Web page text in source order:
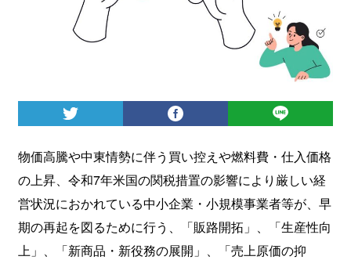
会員登録
物価高騰や中東情勢に伴う買い控えや燃料費・仕入価格
の上昇、令和7年米国の関税措置の影響により厳しい経
営状況におかれている中小企業・小規模事業者等が、早
期の再起を図るために行う、「販路開拓」、「生産性向
上」、「新商品・新役務の展開」、「売上原価の抑